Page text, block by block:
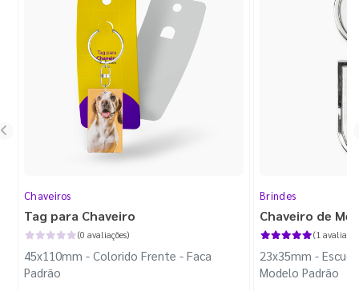
Chaveiros
Tag para Chaveiro
(0 avaliações)
45x110mm - Colorido Frente - Faca
Padrão
Brindes
Chaveiro de
(1
23x35mm -
Modelo Padrão